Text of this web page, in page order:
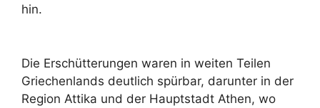
hin.
Die Erschütterungen waren in weiten Teilen
Griechenlands deutlich spürbar, darunter in der
Region Attika und der Hauptstadt Athen, wo